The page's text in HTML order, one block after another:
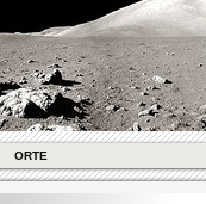
ORTE